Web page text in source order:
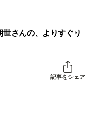
さんの、よりすぐり
記事をシェア